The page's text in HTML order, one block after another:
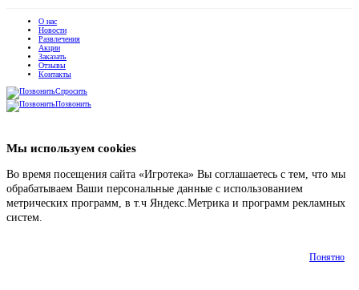
О нас
Новости
Развлечения
Акции
Заказать
Отзывы
Контакты
Спросить
Позвонить
Мы используем cookies
Во время посещения сайта «Игротека» Вы соглашаетесь с тем, что мы
обрабатываем Ваши персональные данные с использованием
метрических программ, в т.ч Яндекс.Метрика и программ рекламных
систем.
Понятно